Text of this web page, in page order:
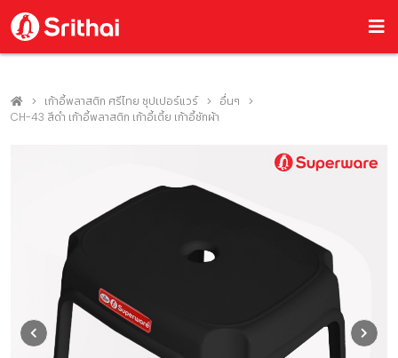
เก้าอี้พลาสติก ศรีไทย ซุปเปอร์แวร์
อื่นๆ
CH-43 สีดำ เก้าอี้พลาสติก เก้าอี้เตี้ย เก้าอี้ซักผ้า